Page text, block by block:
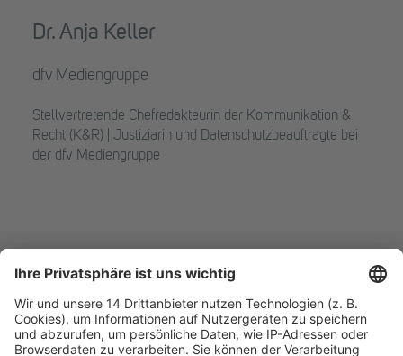
Dr. Anja Keller
dfv Mediengruppe
Stellvertretende Chefredakteurin der Kommunikation &
Recht (K&R) | Justiziarin und Datenschutzbeauftragte bei
der dfv Mediengruppe